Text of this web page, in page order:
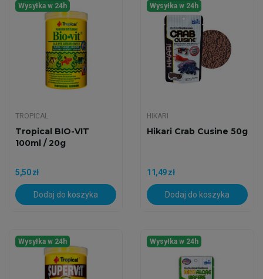
Wysyłka w 24h
TROPICAL
Tropical BIO-VIT
100ml / 20g
5,50 zł
Dodaj do koszyka
Wysyłka w 24h
HIKARI
Hikari Crab Cusine 50g
11,49 zł
Dodaj do koszyka
Wysyłka w 24h Wysyłka w 24h